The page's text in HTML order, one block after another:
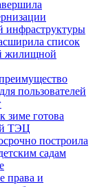
инфраструктуры
список
жилищной
пользователей
зиме готова
ТЭЦ
построила
садам
права и